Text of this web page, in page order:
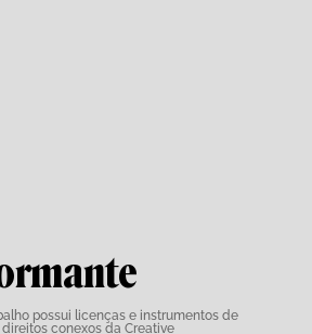
possui licenças e instrumentos de
conexos da Creative